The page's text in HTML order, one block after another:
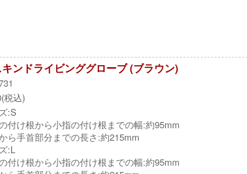
ンドライビンググローブ (ブラウン)
税込)
:S
付け根から小指の付け根までの幅:約95mm
ら手首部分までの長さ:約215mm
:L
付け根から小指の付け根までの幅:約95mm